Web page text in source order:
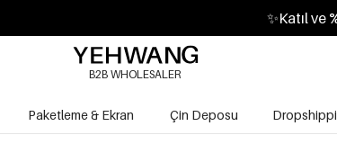
✨Katıl ve
B2B WHOLESALER
Paketleme & Ekran Çin Deposu